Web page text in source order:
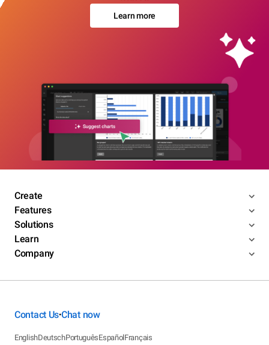
Learn more
Create
Features
Solutions
Learn
Company
Contact Us•Chat now
EnglishDeutschPortuguêsEspañolFrançais